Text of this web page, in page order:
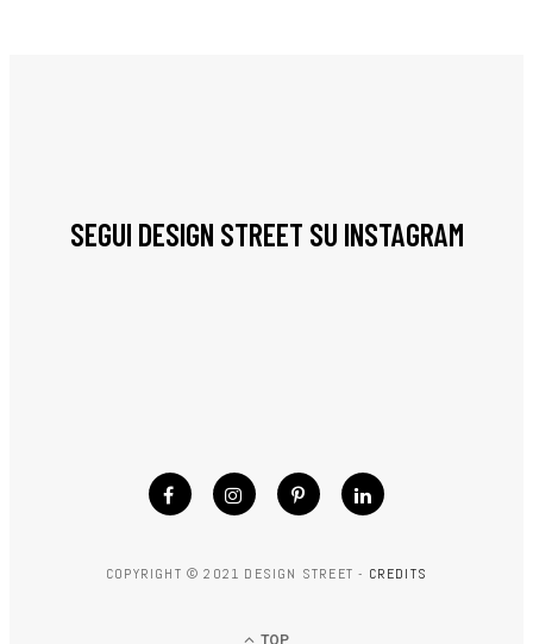
SEGUI DESIGN STREET SU INSTAGRAM
COPYRIGHT © 2021 DESIGN STREET - CREDITS
TOP